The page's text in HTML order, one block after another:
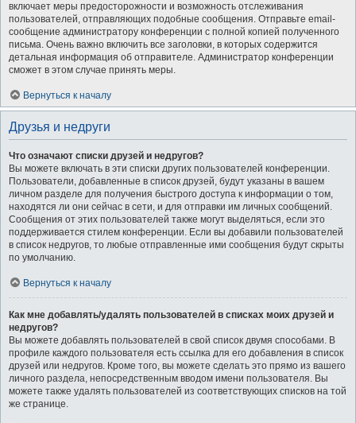
включает меры предосторожности и возможность отслеживания
пользователей, отправляющих подобные сообщения. Отправьте email-
сообщение администратору конференции с полной копией полученного
письма. Очень важно включить все заголовки, в которых содержится
детальная информация об отправителе. Администратор конференции
сможет в этом случае принять меры.
Вернуться к началу
Друзья и недруги
Что означают списки друзей и недругов?
Вы можете включать в эти списки других пользователей конференции.
Пользователи, добавленные в список друзей, будут указаны в вашем
личном разделе для получения быстрого доступа к информации о том,
находятся ли они сейчас в сети, и для отправки им личных сообщений.
Сообщения от этих пользователей также могут выделяться, если это
поддерживается стилем конференции. Если вы добавили пользователей
в список недругов, то любые отправленные ими сообщения будут скрыты
по умолчанию.
Вернуться к началу
Как мне добавлять/удалять пользователей в списках моих друзей и
недругов?
Вы можете добавлять пользователей в свой список двумя способами. В
профиле каждого пользователя есть ссылка для его добавления в список
друзей или недругов. Кроме того, вы можете сделать это прямо из вашего
личного раздела, непосредственным вводом имени пользователя. Вы
можете также удалять пользователей из соответствующих списков на той
же странице.